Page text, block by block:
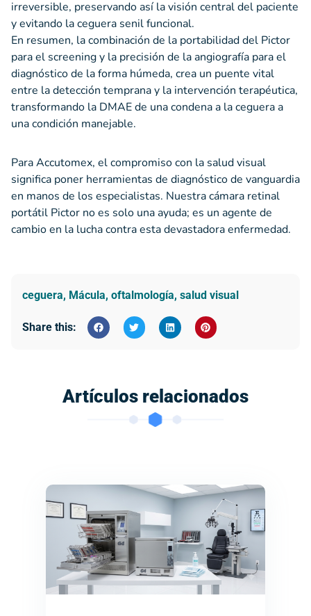
irreversible, preservando así la visión central del paciente
y evitando la ceguera senil funcional.
En resumen, la combinación de la portabilidad del Pictor
para el screening y la precisión de la angiografía para el
diagnóstico de la forma húmeda, crea un puente vital
entre la detección temprana y la intervención terapéutica,
transformando la DMAE de una condena a la ceguera a
una condición manejable.
Para Accutomex, el compromiso con la salud visual
significa poner herramientas de diagnóstico de vanguardia
en manos de los especialistas. Nuestra cámara retinal
portátil Pictor no es solo una ayuda; es un agente de
cambio en la lucha contra esta devastadora enfermedad.
ceguera, Mácula, oftalmología, salud visual
Share this:
Artículos relacionados